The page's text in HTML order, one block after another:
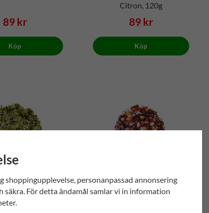
89 kr
Köp
Citron, 120g
89 kr
Köp
| No. 170
shoppingupplevelse, personanpassad annonsering
För detta ändamål samlar vi in information